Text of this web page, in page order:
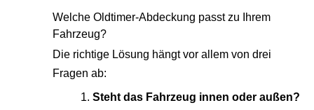
Welche Oldtimer-Abdeckung passt zu Ihrem
Fahrzeug?
Die richtige Lösung hängt vor allem von drei
Fragen ab:
Steht das Fahrzeug innen oder außen?